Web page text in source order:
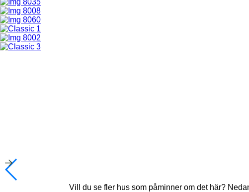
Vill du se fler hus som påminner om det här?